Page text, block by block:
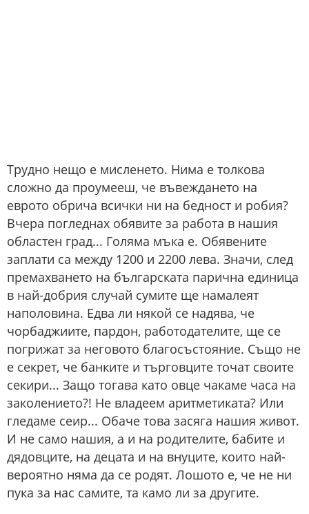
Трудно нещо е мисленето. Нима е толкова
сложно да проумееш, че въвеждането на
еврото обрича всички ни на бедност и робия?
Вчера погледнах обявите за работа в нашия
областен град... Голяма мъка е. Обявените
заплати са между 1200 и 2200 лева. Значи, след
премахването на българската парична единица
в най-добрия случай сумите ще намалеят
наполовина. Едва ли някой се надява, че
чорбаджиите, пардон, работодателите, ще се
погрижат за неговото благосъстояние. Също не
е секрет, че банките и търговците точат своите
секири... Защо тогава като овце чакаме часа на
заколението?! Не владеем аритметиката? Или
гледаме сеир... Обаче това засяга нашия живот.
И не само нашия, а и на родителите, бабите и
дядовците, на децата и на внуците, които най-
вероятно няма да се родят. Лошото е, че не ни
пука за нас самите, та камо ли за другите.